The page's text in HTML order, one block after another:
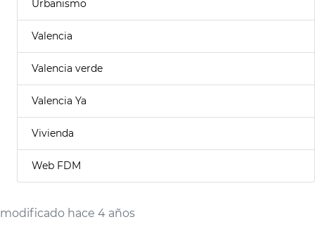
Urbanismo
Valencia
Valencia verde
Valencia Ya
Vivienda
Web FDM
modificado hace 4 años